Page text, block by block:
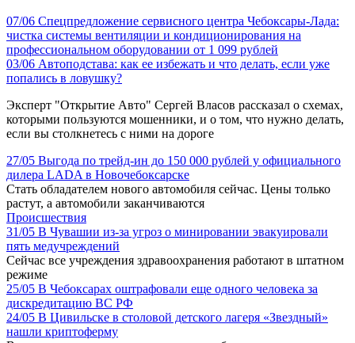
07/06 Спецпредложение сервисного центра Чебоксары-Лада:
чистка системы вентиляции и кондиционирования на
профессиональном оборудовании от 1 099 рублей
03/06 Автоподстава: как ее избежать и что делать, если уже
попались в ловушку?
Эксперт "Открытие Авто" Сергей Власов рассказал о схемах,
которыми пользуются мошенники, и о том, что нужно делать,
если вы столкнетесь с ними на дороге
27/05 Выгода по трейд-ин до 150 000 рублей у официального
дилера LADA в Новочебоксарске
Стать обладателем нового автомобиля сейчас. Цены только
растут, а автомобили заканчиваются
Происшествия
31/05 В Чувашии из-за угроз о минировании эвакуировали
пять медучреждений
Сейчас все учреждения здравоохранения работают в штатном
режиме
25/05 В Чебоксарах оштрафовали еще одного человека за
дискредитацию ВС РФ
24/05 В Цивильске в столовой детского лагеря «Звездный»
нашли криптоферму